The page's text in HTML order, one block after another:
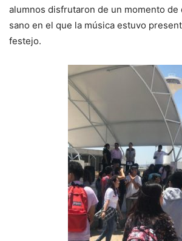
alumnos disfrutaron de un momento de
sano en el que la música estuvo
festejo.